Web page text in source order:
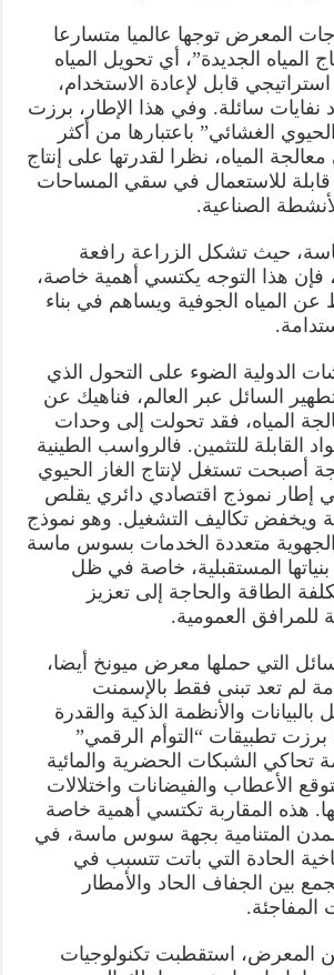
المعرض توجها عالميا متسارعا
المياه الجديدة”، أي تحويل المياه
قابل لإعادة الاستخدام،
نفايات سائلة. وفي هذا الإطار، برزت
الغشائي” باعتبارها من أكثر
المياه، نظرا لقدرتها على إنتاج
قابلة للاستعمال في سقي المساحات
الصناعية.
حيث تشكل الزراعة رافعة
فإن هذا التوجه يكتسي أهمية خاصة،
المياه الجوفية ويساهم في بناء
الدولية الضوء على التحول الذي
السائل عبر العالم، فناهيك عن
المياه، فقد تحولت إلى وحدات
القابلة للتثمين. فالرواسب الطينية
أصبحت تستغل لإنتاج الغاز الحيوي
في إطار نموذج اقتصادي دائري يقلص
ويخفض تكاليف التشغيل. وهو نموذج
متعددة الخدمات بسوس ماسة
بنياتها المستقبلية، خاصة في ظل
الطاقة والحاجة إلى تعزيز
للمرافق العمومية.
التي حملها معرض ميونخ أيضا،
لم تعد تبنى فقط بالإسمنت
بالبيانات والأنظمة الذكية والقدرة
برزت تطبيقات “التوأم الرقمي”
تحاكي الشبكات الحضرية والمائية
الأعطاب والفيضانات واختلالات
هذه المقاربة تكتسي أهمية خاصة
المتنامية بجهة سوس ماسة، في
الحادة التي باتت تتسبب في
بين الجفاف الحاد والأمطار
المفاجئة.
المعرض، استقطبت تكنولوجيات